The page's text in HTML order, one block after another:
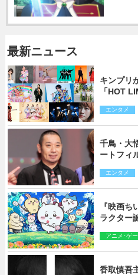
最新ニュース
キンプリ
「HOT
エンタメ
千鳥・大
ートフィ
した」
エンタメ
『映画
ラクター
アニメ･ゲ
香取慎吾